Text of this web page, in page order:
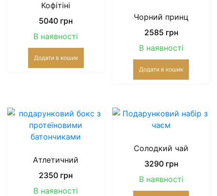
Кофітіні
5040 грн
В наявності
Додати в кошик
Чорний принц
2585 грн
В наявності
Додати в кошик
Атлетичний
2350 грн
В наявності
Солодкий чай
3290грн
В наявності